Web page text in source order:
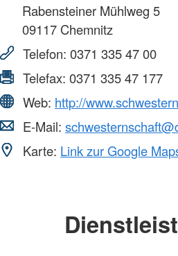
Rabensteiner Mühlweg 5
09117 Chemnitz
Telefon: 0371 335 47 00
Telefax: 0371 335 47 177
Web: http://
E-Mail:
Karte: Link zur Google